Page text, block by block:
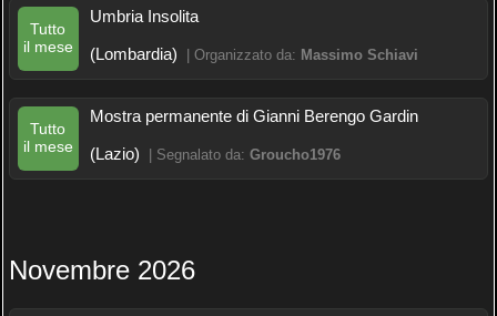
Tutto
il mese
Umbria Insolita
(Lombardia)
| Organizzato da: Massimo Schiavi
Tutto
il mese
Mostra permanente di Gianni Berengo Gardin
(Lazio)
| Segnalato da: Groucho1976
Novembre 2026